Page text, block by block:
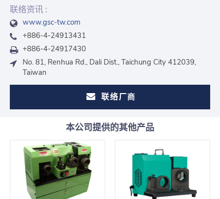
联络资讯 :
www.gsc-tw.com
+886-4-24913431
+886-4-24917430
No. 81, Renhua Rd., Dali Dist., Taichung City 412039,
Taiwan
联络厂商
本公司提供的其他产品